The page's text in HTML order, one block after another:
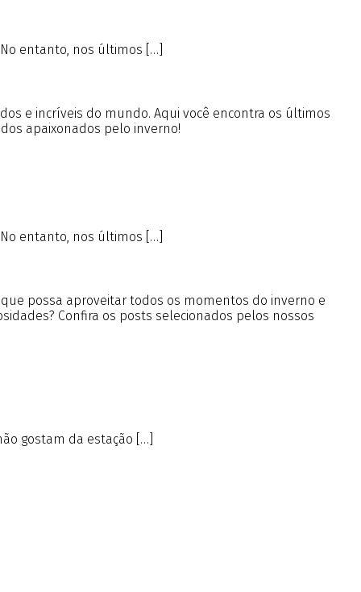
entanto, nos últimos […]
e incríveis do mundo. Aqui você encontra os últimos
apaixonados pelo inverno!
entanto, nos últimos […]
possa aproveitar todos os momentos do inverno e
Confira os posts selecionados pelos nossos
gostam da estação […]